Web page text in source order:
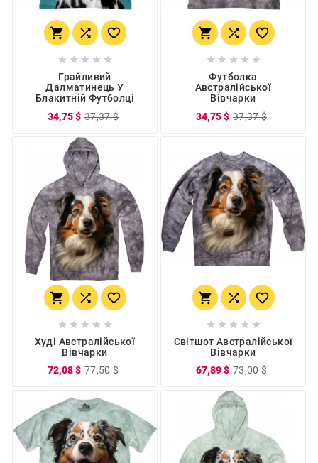
  
    
Грайливий
Далматинець У
Блакитній Футболці
34,75 $ 37,37 $
  
    
Футболка
Австралійської
Вівчарки
34,75 $ 37,37 $
  
    
Худі Австралійської
Вівчарки
72,08 $ 77,50 $
  
    
Світшот Австралійської
Вівчарки
67,89 $ 73,00 $